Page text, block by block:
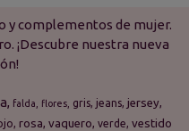
y complementos de mujer.
¡Descubre nuestra nueva
falda flores gris jeans jersey
rosa vaquero verde vestido